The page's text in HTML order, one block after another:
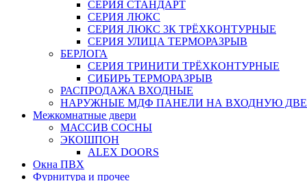
СЕРИЯ СТАНДАРТ
СЕРИЯ ЛЮКС
СЕРИЯ ЛЮКС 3К ТРЁХКОНТУРНЫЕ
СЕРИЯ УЛИЦА ТЕРМОРАЗРЫВ
БЕРЛОГА
СЕРИЯ ТРИНИТИ ТРЁХКОНТУРНЫЕ
СИБИРЬ ТЕРМОРАЗРЫВ
РАСПРОДАЖА ВХОДНЫЕ
НАРУЖНЫЕ МДФ ПАНЕЛИ НА ВХОДНУЮ
Межкомнатные двери
МАССИВ СОСНЫ
ЭКОШПОН
ALEX DOORS
Окна ПВХ
Фурнитура и прочее